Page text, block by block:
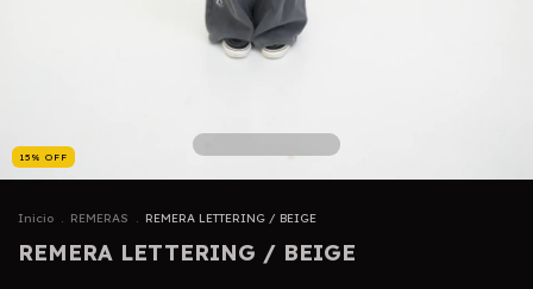
15 % OFF
Inicio . REMERAS . REMERA LETTERING / BEIGE
REMERA LETTERING / BEIGE